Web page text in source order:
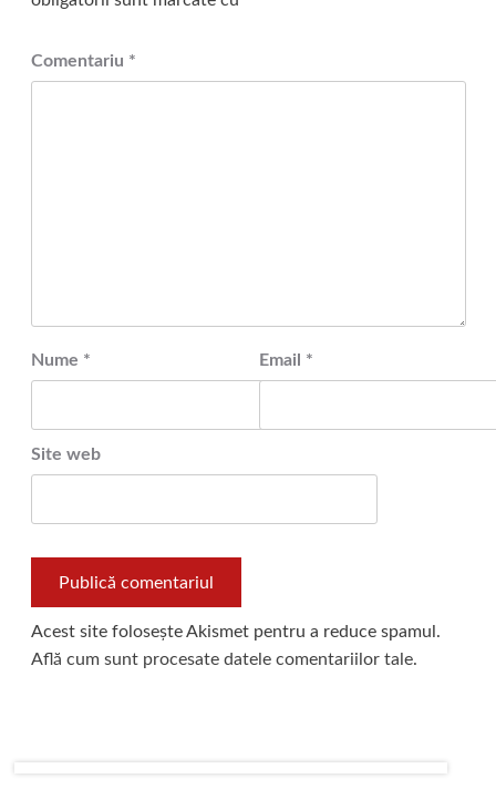
Comentariu *
Nume * Email *
Site web
Acest site folosește Akismet pentru a reduce spamul.
Află cum sunt procesate datele comentariilor tale.